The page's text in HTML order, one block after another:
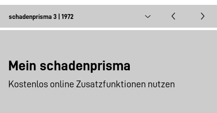
Mein schadenprisma
Kostenlos online Zusatzfunktionen nutzen